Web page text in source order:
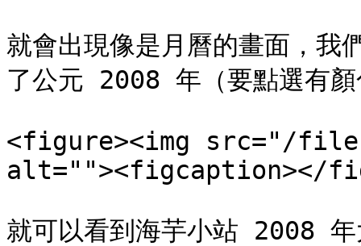
就會出現像是月曆的畫面，我
了公元 2008 年（要點選有顏
<figure><img src="/files/
alt=""><figcaption></
就可以看到海芋小站 2008 年